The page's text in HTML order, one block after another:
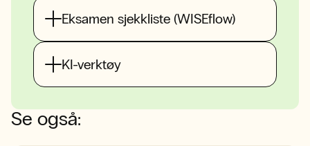
Eksamen sjekkliste (WISEflow)
KI-verktøy
Se også: